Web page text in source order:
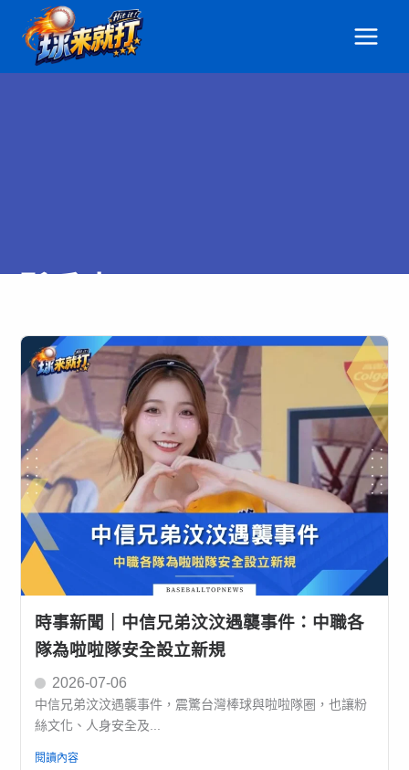
時事新聞｜中信兄弟汶汶遇襲事件：中職各
隊為啦啦隊安全設立新規
2026-07-06
中信兄弟汶汶遇襲事件，震驚台灣棒球與啦啦隊圈，也讓粉
絲文化、人身安全及...
閱讀內容